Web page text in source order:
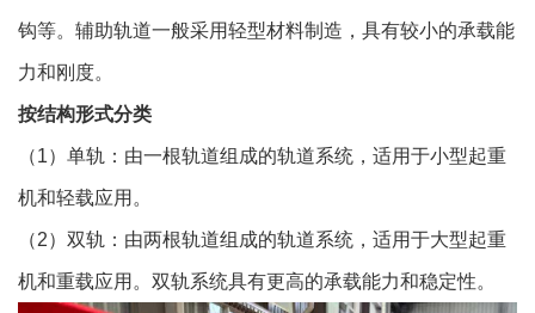
钩等。辅助轨道一般采用轻型材料制造，具有较小的承载能
力和刚度。
按结构形式分类
（1）单轨：由一根轨道组成的轨道系统，适用于小型起重
机和轻载应用。
（2）双轨：由两根轨道组成的轨道系统，适用于大型起重
机和重载应用。双轨系统具有更高的承载能力和稳定性。